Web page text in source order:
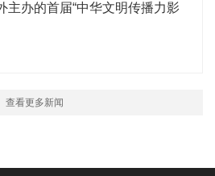
主办的首届“中华文明传播力影
查看更多新闻